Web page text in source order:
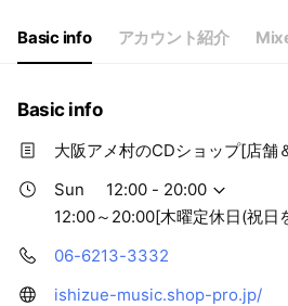
12:00 - 20:00
12:00～20:00[木曜定休日(祝日を除く)]
Basic info アカウント紹介
Basic info
大阪アメ村のCDショップ[店舗
Sun
12:00 - 20:00
12:00～20:00[木曜定休日(祝日
06-6213-3332
ishizue-music.shop-pro.jp/